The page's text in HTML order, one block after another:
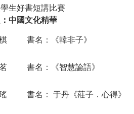
生好書短講比賽
中國文化精華
書名：《韓非子》
書名：《智慧論語》
書名： 于丹《莊子．心得》